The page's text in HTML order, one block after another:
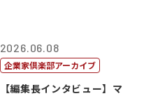
2026.06.08
企業家倶楽部アーカイブ
【編集長インタビュー】マ